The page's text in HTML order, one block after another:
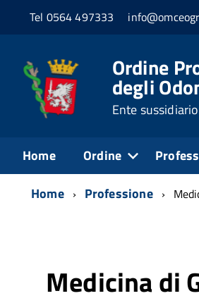
Tel 0564 497333
Ordine
degli
Ente
Home Ordine
Home Professione
Medicina di